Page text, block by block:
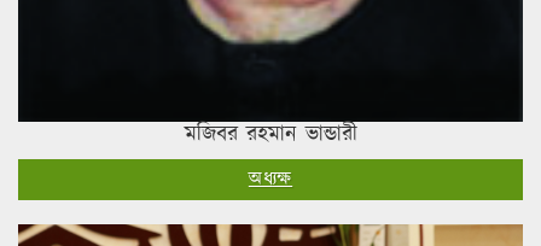
মজিবর রহমান ভান্ডারী
অধ্যক্ষ